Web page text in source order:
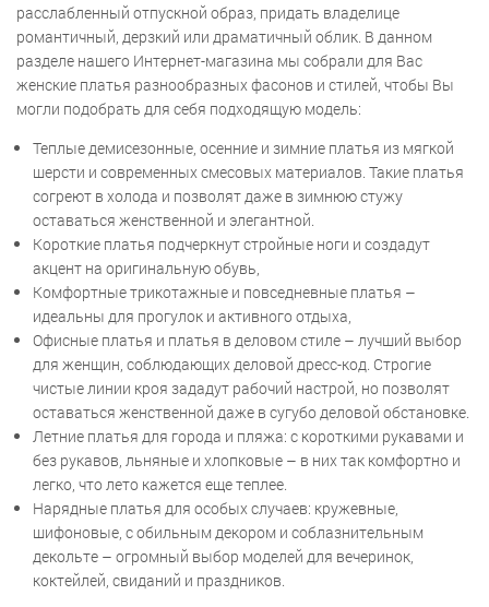
расслабленный отпускной образ, придать владелице
романтичный, дерзкий или драматичный облик. В данном
разделе нашего Интернет-магазина мы собрали для Вас
женские платья разнообразных фасонов и стилей, чтобы Вы
могли подобрать для себя подходящую модель:
Теплые демисезонные, осенние и зимние платья из мягкой
шерсти и современных смесовых материалов. Такие платья
согреют в холода и позволят даже в зимнюю стужу
оставаться женственной и элегантной.
Короткие платья подчеркнут стройные ноги и создадут
акцент на оригинальную обувь,
Комфортные трикотажные и повседневные платья –
идеальны для прогулок и активного отдыха,
Офисные платья и платья в деловом стиле – лучший выбор
для женщин, соблюдающих деловой дресс-код. Строгие
чистые линии кроя зададут рабочий настрой, но позволят
оставаться женственной даже в сугубо деловой обстановке.
Летние платья для города и пляжа: с короткими рукавами и
без рукавов, льняные и хлопковые – в них так комфортно и
легко, что лето кажется еще теплее.
Нарядные платья для особых случаев: кружевные,
шифоновые, с обильным декором и соблазнительным
декольте – огромный выбор моделей для вечеринок,
коктейлей, свиданий и праздников.